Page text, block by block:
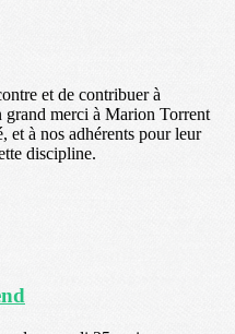
et de contribuer à
merci à Marion Torrent
et à nos adhérents pour leur
discipline.